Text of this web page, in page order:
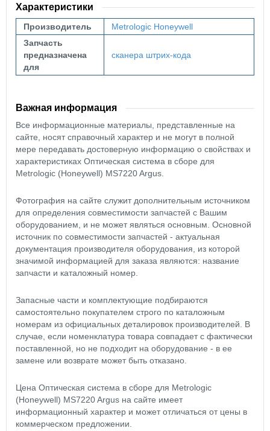
Характеристики
Производитель Metrologic Honeywell
Запчасть
предназначена
для
сканера штрих-кода
Важная информация
Все информационные материалы, представленные на
сайте, носят справочный характер и не могут в полной
мере передавать достоверную информацию о свойствах и
характеристиках Оптическая система в сборе для
Metrologic (Honeywell) MS7220 Argus.
Фотография на сайте служит дополнительным источником
для определения совместимости запчастей с Вашим
оборудованием, и не может являться основным. Основной
источник по совместимости запчастей - актуальная
документация производителя оборудования, из которой
значимой информацией для заказа являются: название
запчасти и каталожный номер.
Запасные части и комплектующие подбираются
самостоятельно покупателем строго по каталожным
номерам из официальных деталировок производителей. В
случае, если номенклатура товара совпадает с фактически
поставленной, но не подходит на оборудование - в ее
замене или возврате может быть отказано.
Цена Оптическая система в сборе для Metrologic
(Honeywell) MS7220 Argus на сайте имеет
информационный характер и может отличаться от цены в
коммерческом предложении.